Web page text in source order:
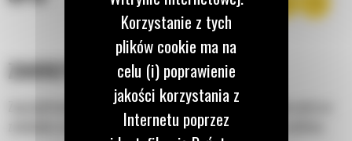
ZAKRZYWIONE PŁYTY BOCZNE
Zaprojektowana z myślą o lepszym utrzymywaniu materiału podczas
załadunku ciężarówek lub wykonywania prac na nierównym podłożu.
Korzystanie z tych
plików cookie ma na
celu (i) poprawienie
jakości korzystania z
Internetu poprzez